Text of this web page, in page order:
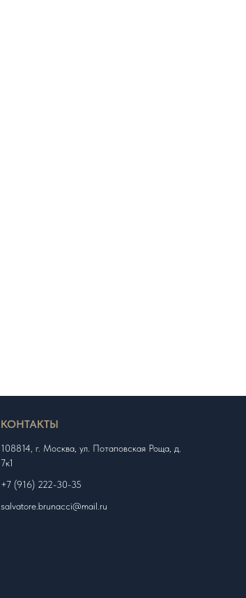
КОНТАКТЫ
108814, г. Москва, ул. Потаповская Роща, д.
7к1
+7 (916) 222-30-35
salvatore.brunacci@mail.ru